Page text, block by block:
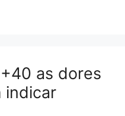
as dores
indicar